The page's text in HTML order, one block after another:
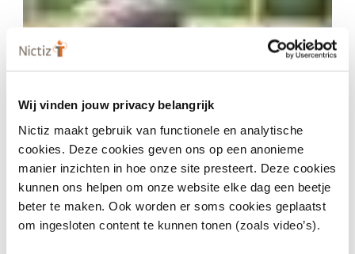
Wij vinden jouw privacy belangrijk
Nictiz maakt gebruik van functionele en analytische
cookies. Deze cookies geven ons op een anonieme
manier inzichten in hoe onze site presteert. Deze cookies
kunnen ons helpen om onze website elke dag een beetje
beter te maken. Ook worden er soms cookies geplaatst
om ingesloten content te kunnen tonen (zoals video’s).
24 augustus 2023
Nieuwe Nictiz-leergang Medisch terminoloog
ARTIKEL